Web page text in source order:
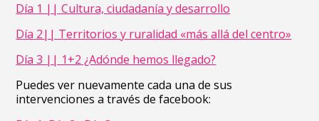
Día 1 || Cultura, ciudadanía y desarrollo
Día 2|| Territorios y ruralidad «más allá del centro»
Día 3 || 1+2 ¿Adónde hemos llegado?
Puedes ver nuevamente cada una de sus
intervenciones a través de facebook: